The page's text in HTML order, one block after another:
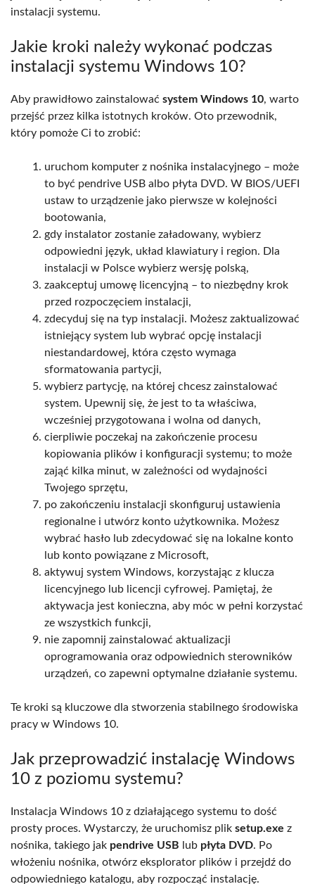
instalacji systemu.
Jakie kroki należy wykonać podczas
instalacji systemu Windows 10?
Aby prawidłowo zainstalować system Windows 10, warto
przejść przez kilka istotnych kroków. Oto przewodnik,
który pomoże Ci to zrobić:
uruchom komputer z nośnika instalacyjnego – może
to być pendrive USB albo płyta DVD. W BIOS/UEFI
ustaw to urządzenie jako pierwsze w kolejności
bootowania,
gdy instalator zostanie załadowany, wybierz
odpowiedni język, układ klawiatury i region. Dla
instalacji w Polsce wybierz wersję polską,
zaakceptuj umowę licencyjną – to niezbędny krok
przed rozpoczęciem instalacji,
zdecyduj się na typ instalacji. Możesz zaktualizować
istniejący system lub wybrać opcję instalacji
niestandardowej, która często wymaga
sformatowania partycji,
wybierz partycję, na której chcesz zainstalować
system. Upewnij się, że jest to ta właściwa,
wcześniej przygotowana i wolna od danych,
cierpliwie poczekaj na zakończenie procesu
kopiowania plików i konfiguracji systemu; to może
zająć kilka minut, w zależności od wydajności
Twojego sprzętu,
po zakończeniu instalacji skonfiguruj ustawienia
regionalne i utwórz konto użytkownika. Możesz
wybrać hasło lub zdecydować się na lokalne konto
lub konto powiązane z Microsoft,
aktywuj system Windows, korzystając z klucza
licencyjnego lub licencji cyfrowej. Pamiętaj, że
aktywacja jest konieczna, aby móc w pełni korzystać
ze wszystkich funkcji,
nie zapomnij zainstalować aktualizacji
oprogramowania oraz odpowiednich sterowników
urządzeń, co zapewni optymalne działanie systemu.
Te kroki są kluczowe dla stworzenia stabilnego środowiska
pracy w Windows 10.
Jak przeprowadzić instalację Windows
10 z poziomu systemu?
Instalacja Windows 10 z działającego systemu to dość
prosty proces. Wystarczy, że uruchomisz plik setup.exe z
nośnika, takiego jak pendrive USB lub płyta DVD. Po
włożeniu nośnika, otwórz eksplorator plików i przejdź do
odpowiedniego katalogu, aby rozpocząć instalację.